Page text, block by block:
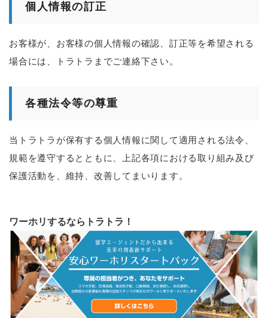
個人情報の訂正
お客様が、お客様の個人情報の確認、訂正等を希望される
場合には、トラトラまでご連絡下さい。
各種法令等の尊重
当トラトラが保有する個人情報に関して適用される法令、
規範を遵守するとともに、上記各項における取り組み及び
保護活動を、維持、改善してまいります。
ワーホリするならトラトラ！